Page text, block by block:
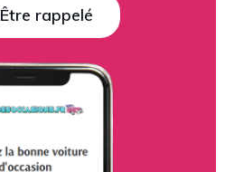
Être rappelé